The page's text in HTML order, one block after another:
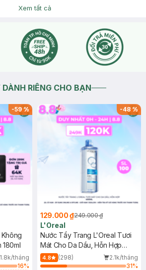
Xem tất cả
DÀNH RIÊNG CHO BẠN
-59%
180ml
1.8k/tháng
16%
-48%
129.000 ₫249.000 ₫
L'Oreal
Nước Tẩy Trang L'Oreal Tươi
Mát Cho Da Dầu, Hỗn Hợp
400ml
4.8 (298)
2.1k/tháng
31%